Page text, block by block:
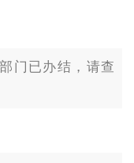
门已办结，请查